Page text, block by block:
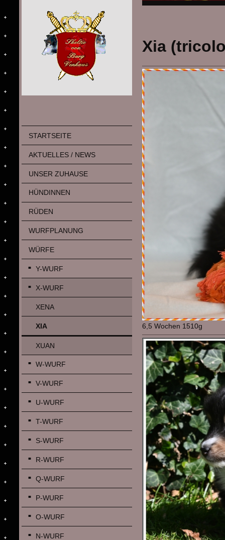
STARTSEITE
AKTUELLES / NEWS
UNSER ZUHAUSE
HÜNDINNEN
RÜDEN
WURFPLANUNG
WÜRFE
Y-WURF
X-WURF
XENA
XIA
XUAN
W-WURF
V-WURF
U-WURF
T-WURF
S-WURF
R-WURF
Q-WURF
P-WURF
O-WURF
N-WURF
Xia
6,5 Wochen 1510g